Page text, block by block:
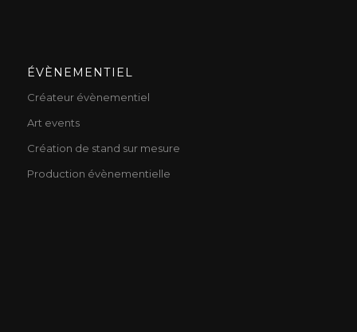
ÉVÈNEMENTIEL
Créateur évènementiel
Art events
Création de stand sur mesure
Production évènementielle